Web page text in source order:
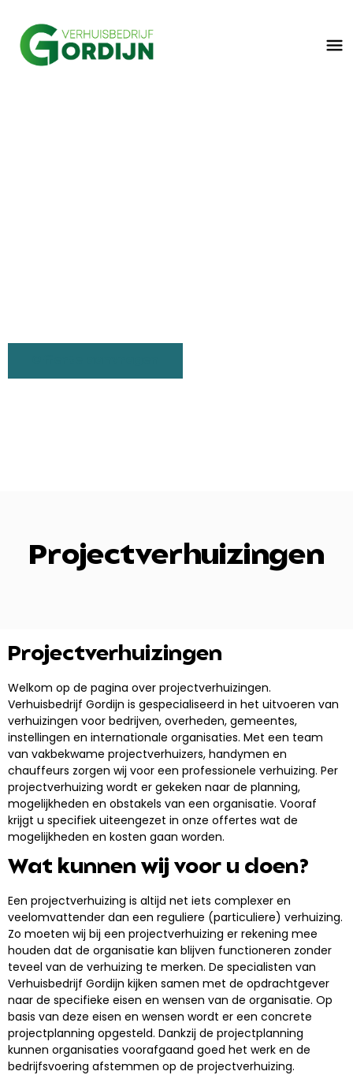
Projectverhuizingen
Projectverhuizingen
Welkom op de pagina over projectverhuizingen.
Verhuisbedrijf Gordijn is gespecialiseerd in het uitvoeren van
verhuizingen voor bedrijven, overheden, gemeentes,
instellingen en internationale organisaties. Met een team
van vakbekwame projectverhuizers, handymen en
chauffeurs zorgen wij voor een professionele verhuizing. Per
projectverhuizing wordt er gekeken naar de planning,
mogelijkheden en obstakels van een organisatie. Vooraf
krijgt u specifiek uiteengezet in onze offertes wat de
mogelijkheden en kosten gaan worden.
Wat kunnen wij voor u doen?
Een projectverhuizing is altijd net iets complexer en
veelomvattender dan een reguliere (particuliere) verhuizing.
Zo moeten wij bij een projectverhuizing er rekening mee
houden dat de organisatie kan blijven functioneren zonder
teveel van de verhuizing te merken. De specialisten van
Verhuisbedrijf Gordijn kijken samen met de opdrachtgever
naar de specifieke eisen en wensen van de organisatie. Op
basis van deze eisen en wensen wordt er een concrete
projectplanning opgesteld. Dankzij de projectplanning
kunnen organisaties voorafgaand goed het werk en de
bedrijfsvoering afstemmen op de projectverhuizing.